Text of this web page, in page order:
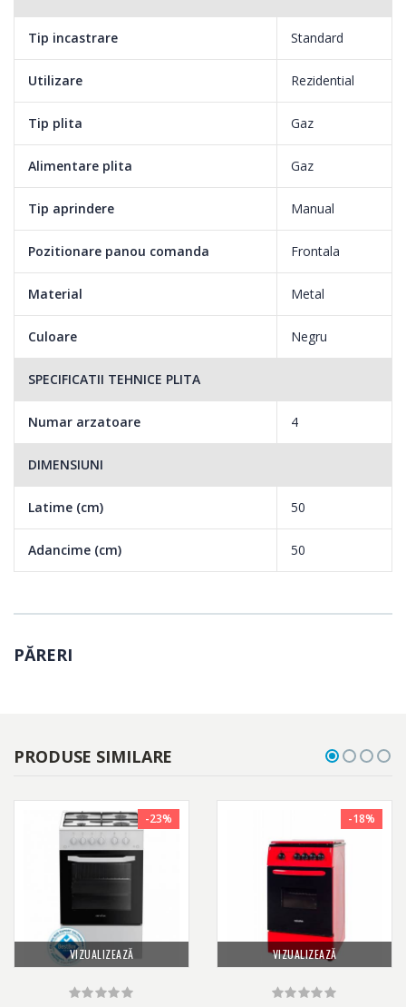
Tip incastrare Standard
Utilizare Rezidential
Tip plita Gaz
Alimentare plita Gaz
Tip aprindere Manual
Pozitionare panou comanda Frontala
Material Metal
Culoare Negru
SPECIFICATII TEHNICE PLITA
Numar arzatoare 4
DIMENSIUNI
Latime (cm) 50
Adancime (cm) 50
PĂRERI
PRODUSE SIMILARE
VIZUALIZEAZĂ
-23%
VIZUALIZEAZĂ
-18%